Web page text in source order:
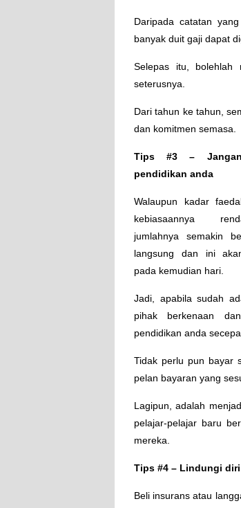
Daripada catatan
banyak duit gaji dapat
Selepas itu, bolehlah
seterusnya.
Dari tahun ke tahun,
dan komitmen semasa.
Tips #3 –
pendidikan anda
Walaupun kadar
kebiasaannya
jumlahnya semakin
langsung dan ini
pada kemudian hari.
Jadi, apabila sudah
pihak berkenaan
pendidikan anda
Tidak perlu pun bayar
pelan bayaran yang
Lagipun, adalah
pelajar-pelajar baru
mereka.
Tips #4 – Lindungi
Beli insurans atau